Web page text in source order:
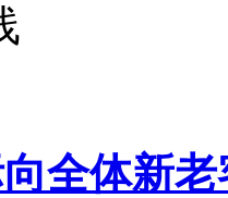
全体新